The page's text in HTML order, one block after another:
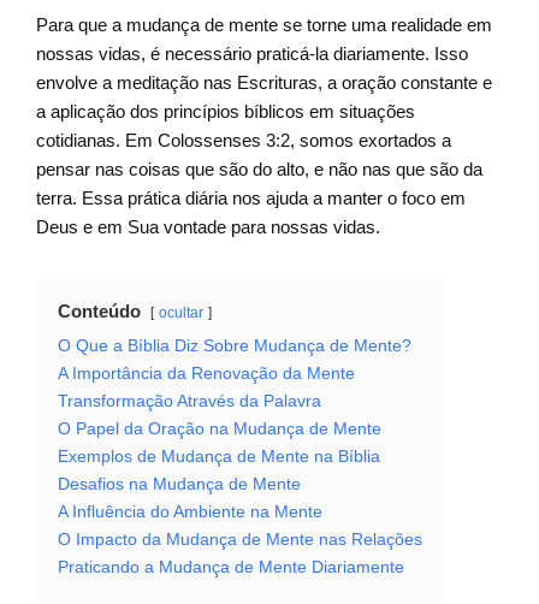
Para que a mudança de mente se torne uma realidade em
nossas vidas, é necessário praticá-la diariamente. Isso
envolve a meditação nas Escrituras, a oração constante e
a aplicação dos princípios bíblicos em situações
cotidianas. Em Colossenses 3:2, somos exortados a
pensar nas coisas que são do alto, e não nas que são da
terra. Essa prática diária nos ajuda a manter o foco em
Deus e em Sua vontade para nossas vidas.
Conteúdo ocultar
O Que a Bíblia Diz Sobre Mudança de Mente?
A Importância da Renovação da Mente
Transformação Através da Palavra
O Papel da Oração na Mudança de Mente
Exemplos de Mudança de Mente na Bíblia
Desafios na Mudança de Mente
A Influência do Ambiente na Mente
O Impacto da Mudança de Mente nas Relações
Praticando a Mudança de Mente Diariamente